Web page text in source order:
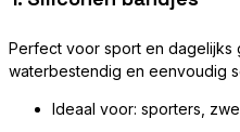
Perfect voor sport en dagelijks
waterbestendig en eenvoudig
Ideaal voor: sporters,